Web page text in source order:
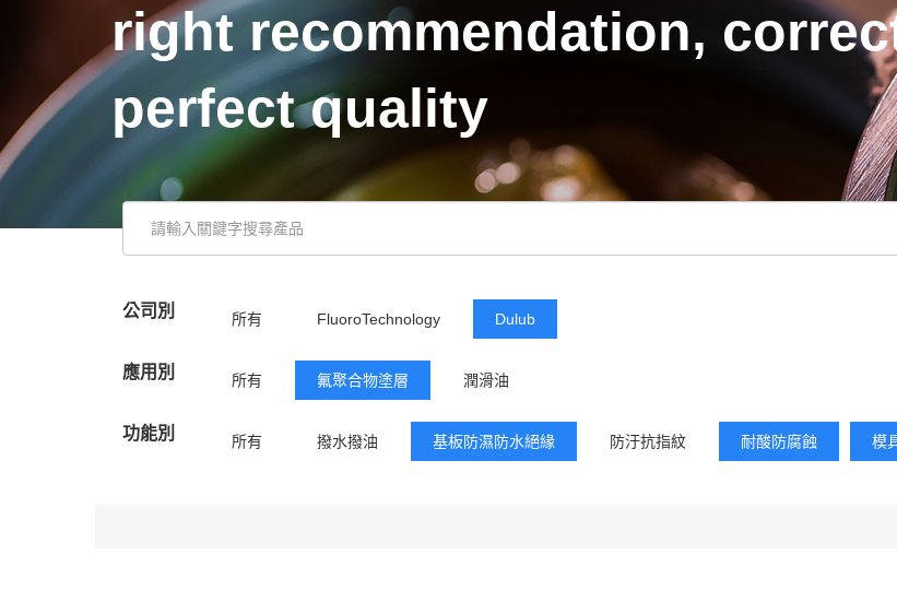
right recommendation,
perfect quality
公司別 所有 FluoroTechnology Dulub
應用別 所有 氟聚合物塗層 潤滑油
功能別 所有 撥水撥油 基板防濕防水絕緣 防汙抗指紋 耐酸防腐蝕 模